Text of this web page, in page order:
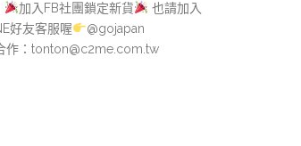
加入FB社團鎖定新貨
也請加入
好友客服喔
@gojapan
作：tonton@c2me.com.tw